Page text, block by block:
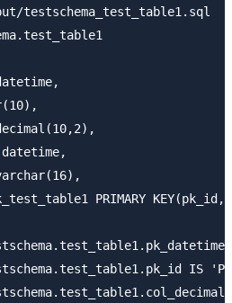
testschema_test_table1.sql
testschema.test_table1.pk_id IS